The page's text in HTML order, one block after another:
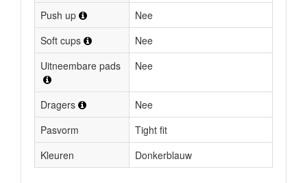
Push up
Nee
Soft cups
Nee
Uitneembare pads
Nee
Dragers
Nee
Pasvorm
Tight fit
Kleuren
Donkerblauw